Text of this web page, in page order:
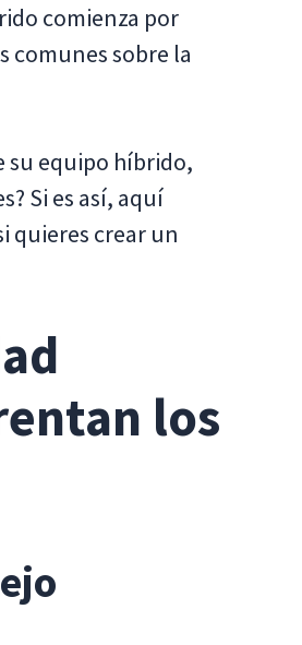
comienza por
comunes sobre la
su equipo híbrido,
Si es así, aquí
quieres crear un
los